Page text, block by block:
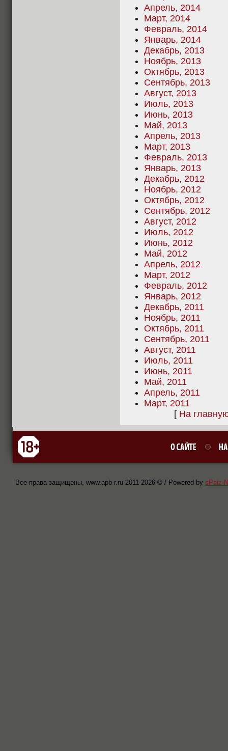
Апрель, 2014
Март, 2014
Февраль, 2014
Январь, 2014
Декабрь, 2013
Ноябрь, 2013
Октябрь, 2013
Сентябрь, 2013
Август, 2013
Июль, 2013
Июнь, 2013
Май, 2013
Апрель, 2013
Март, 2013
Февраль, 2013
Январь, 2013
Декабрь, 2012
Ноябрь, 2012
Октябрь, 2012
Сентябрь, 2012
Август, 2012
Июль, 2012
Июнь, 2012
Май, 2012
Апрель, 2012
Март, 2012
Февраль, 2012
Январь, 2012
Декабрь, 2011
Ноябрь, 2011
Октябрь, 2011
Сентябрь, 2011
Август, 2011
Июль, 2011
Июнь, 2011
Май, 2011
Апрель, 2011
Март, 2011
[ На
Все права защищены, www.apb-r.ru 2011-2026 © / Powered by sPaiz-